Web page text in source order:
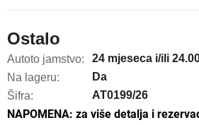
Ostalo
Autoto jamstvo:
24 mjeseca i/ili
Na lageru:
Da
Šifra:
AT0199/26
NAPOMENA: za više detalja i